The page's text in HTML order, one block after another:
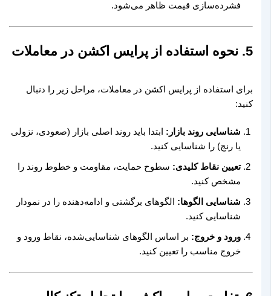
فشرده‌سازی قیمت ظاهر می‌شود.
5. نحوه استفاده از پرایس اکشن در معاملات
برای استفاده از پرایس اکشن در معاملات، مراحل زیر را دنبال
کنید:
شناسایی روند بازار: ابتدا باید روند اصلی بازار (صعودی، نزولی
یا رنج) را شناسایی کنید.
تعیین نقاط کلیدی:سطوح حمایت، مقاومت و خطوط روند را
مشخص کنید.
شناسایی الگوها:الگوهای برگشتی و ادامه‌دهنده را در نمودار
شناسایی کنید.
ورود و خروج:بر اساس الگوهای شناسایی‌شده، نقاط ورود و
خروج مناسب را تعیین کنید.